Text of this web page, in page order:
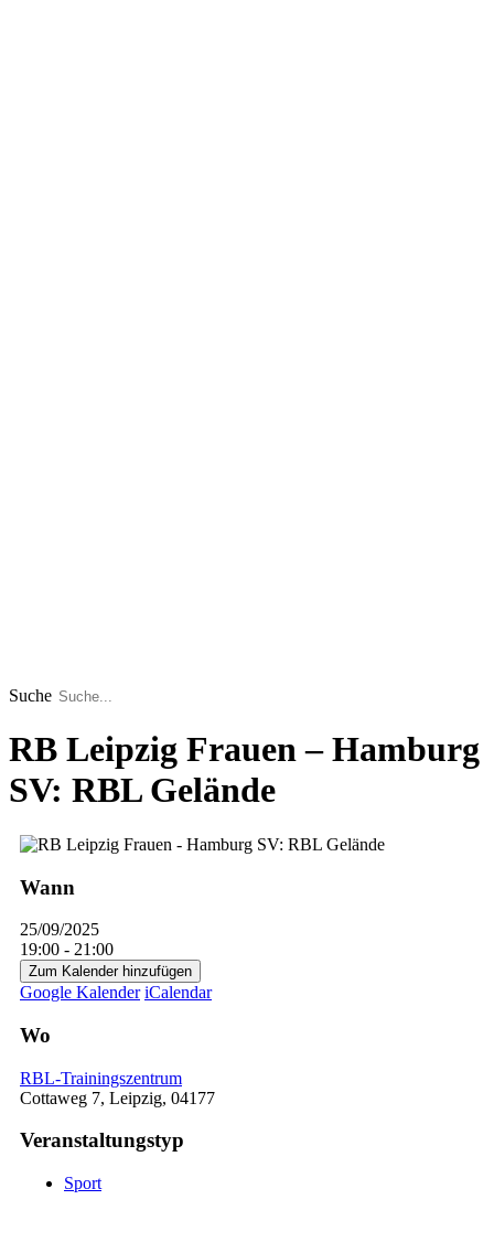
Suche
RB Leipzig Frauen – Hamburg
SV: RBL Gelände
Wann
25/09/2025
19:00 - 21:00
Zum Kalender hinzufügen
Google Kalender iCalendar
Wo
RBL-Trainingszentrum
Cottaweg 7, Leipzig, 04177
Veranstaltungstyp
Sport